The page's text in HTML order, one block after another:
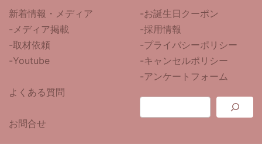
新着情報・メディア
-メディア掲載
-取材依頼
-Youtube
よくある質問
お問合せ
-お誕生日クーポン
-採用情報
-プライバシーポリシー
-キャンセルポリシー
-アンケートフォーム